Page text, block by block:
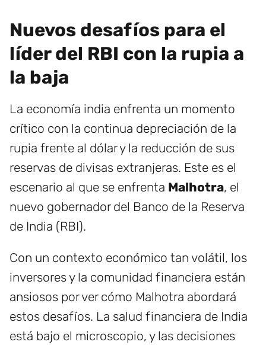
Nuevos desafíos para el
líder del RBI con la rupia a
la baja
La economía india enfrenta un momento
crítico con la continua depreciación de la
rupia frente al dólar y la reducción de sus
reservas de divisas extranjeras. Este es el
escenario al que se enfrenta Malhotra, el
nuevo gobernador del Banco de la Reserva
de India (RBI).
Con un contexto económico tan volátil, los
inversores y la comunidad financiera están
ansiosos por ver cómo Malhotra abordará
estos desafíos. La salud financiera de India
está bajo el microscopio, y las decisiones